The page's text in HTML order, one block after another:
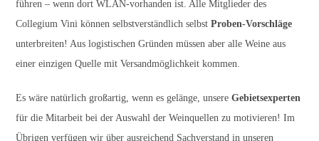
führen – wenn dort WLAN-vorhanden ist. Alle Mitglieder des
Collegium Vini können selbstverständlich selbstProben-Vorschläge
unterbreiten! Aus logistischen Gründen müssen aber alle Weine aus
einer einzigen Quelle mit Versandmöglichkeit kommen.
Es wäre natürlich großartig, wenn es gelänge, unsereGebietsexperten
für die Mitarbeit bei der Auswahl der Weinquellen zu motivieren! Im
Übrigen verfügen wir über ausreichend Sachverstand in unseren